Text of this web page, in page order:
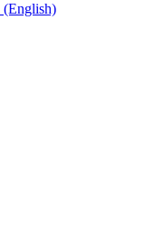
(English)